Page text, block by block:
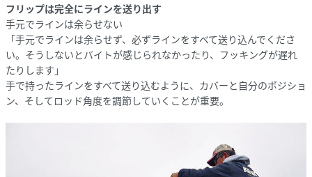
フリップは完全にラインを送り出す
手元でラインは余らせない
「手元でラインは余らせず、必ずラインをすべて送り込んでくださ
い。そうしないとバイトが感じられなかったり、フッキングが遅れ
たりします」
手で持ったラインをすべて送り込むように、カバーと自分のポジショ
ン、そしてロッド角度を調節していくことが重要。